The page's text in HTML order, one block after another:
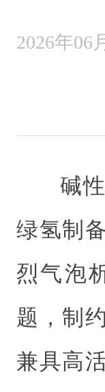
2026年06
碱
绿氢制
烈气泡
题，制
兼具高